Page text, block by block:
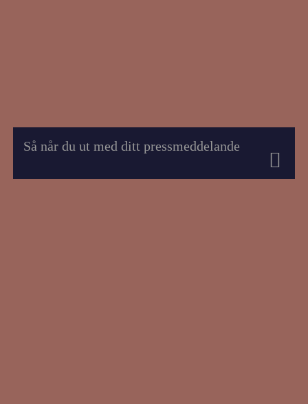
Så når du ut med ditt pressmeddelande